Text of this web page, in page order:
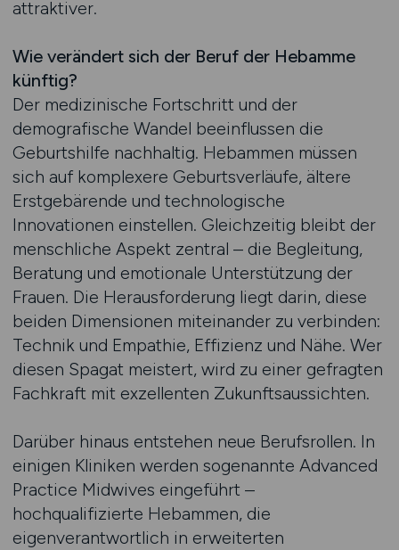
attraktiver.
Wie verändert sich der Beruf der Hebamme
künftig?
Der medizinische Fortschritt und der
demografische Wandel beeinflussen die
Geburtshilfe nachhaltig. Hebammen müssen
sich auf komplexere Geburtsverläufe, ältere
Erstgebärende und technologische
Innovationen einstellen. Gleichzeitig bleibt der
menschliche Aspekt zentral – die Begleitung,
Beratung und emotionale Unterstützung der
Frauen. Die Herausforderung liegt darin, diese
beiden Dimensionen miteinander zu verbinden:
Technik und Empathie, Effizienz und Nähe. Wer
diesen Spagat meistert, wird zu einer gefragten
Fachkraft mit exzellenten Zukunftsaussichten.
Darüber hinaus entstehen neue Berufsrollen. In
einigen Kliniken werden sogenannte Advanced
Practice Midwives eingeführt –
hochqualifizierte Hebammen, die
eigenverantwortlich in erweiterten